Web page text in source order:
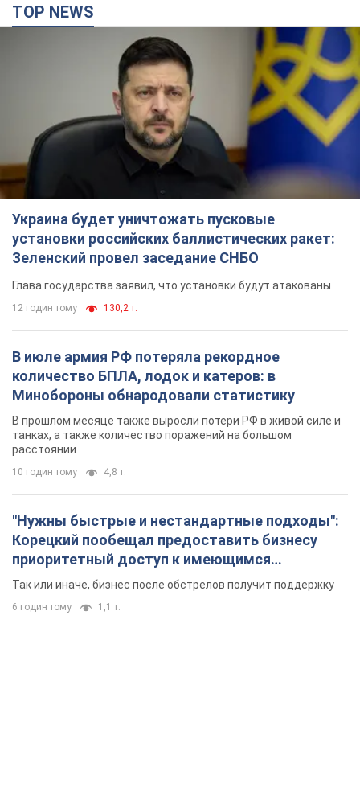
Украина будет уничтожать пусковые
установки российских баллистических ракет:
Зеленский провел заседание СНБО
Глава государства заявил, что установки будут атакованы
130,2 т.
В июле армия РФ потеряла рекордное
количество БПЛА, лодок и катеров: в
Минобороны обнародовали статистику
В прошлом месяце также выросли потери РФ в живой силе и
танках, а также количество поражений на большом
расстоянии
10 годин тому 4,8 т.
"Нужны быстрые и нестандартные подходы":
Корецкий пообещал предоставить бизнесу
приоритетный доступ к имеющимся
складским помещениям
Так или иначе, бизнес после обстрелов получит поддержку
6 годин тому 1,1 т.